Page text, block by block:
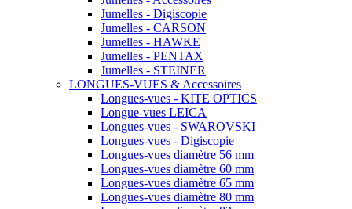
Jumelles - Digiscopie
Jumelles - CARSON
Jumelles - HAWKE
Jumelles - PENTAX
Jumelles - STEINER
LONGUES-VUES & Accessoires
Longues-vues - KITE OPTICS
Longue-vues LEICA
Longues-vues - SWAROVSKI
Longues-vues - Digiscopie
Longues-vues diamètre 56 mm
Longues-vues diamètre 60 mm
Longues-vues diamètre 65 mm
Longues-vues diamètre 80 mm